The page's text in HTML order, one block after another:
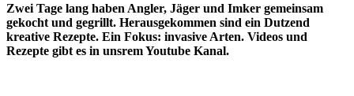
Zwei Tage lang haben Angler, Jäger und Imker gemeinsam
gekocht und gegrillt. Herausgekommen sind ein Dutzend
kreative Rezepte. Ein Fokus: invasive Arten. Videos und
Rezepte gibt es in unsrem Youtube Kanal.